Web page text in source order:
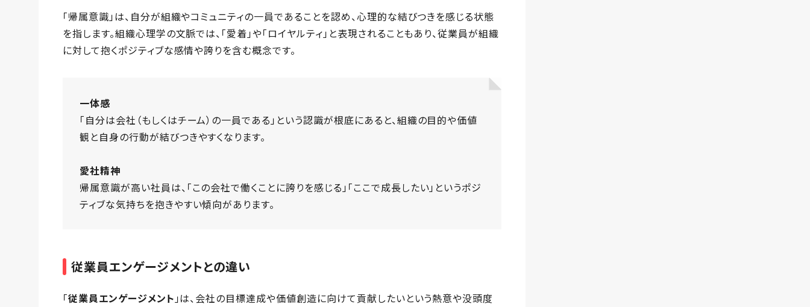
「帰属意識」は、自分が組織やコミュニティの一員であることを認め、心理的な結びつきを感じる状態
を指します。組織心理学の文脈では、「愛着」や「ロイヤルティ」と表現されることもあり、従業員が組織
に対して抱くポジティブな感情や誇りを含む概念です。
一体感
「自分は会社（もしくはチーム）の一員である」という認識が根底にあると、組織の目的や価値
観と自身の行動が結びつきやすくなります。
愛社精神
帰属意識が高い社員は、「この会社で働くことに誇りを感じる」「ここで成長したい」というポジ
ティブな気持ちを抱きやすい傾向があります。
従業員エンゲージメントとの違い
「従業員エンゲージメント」は、会社の目標達成や価値創造に向けて貢献したいという熱意や没頭度